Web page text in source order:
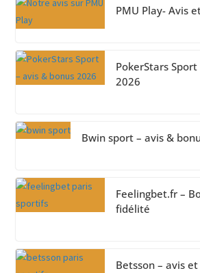
PMU Play- Avis
PokerStars
2026
Bwin sport – avis &
Feelingbet.fr –
fidélité
Betsson – avis